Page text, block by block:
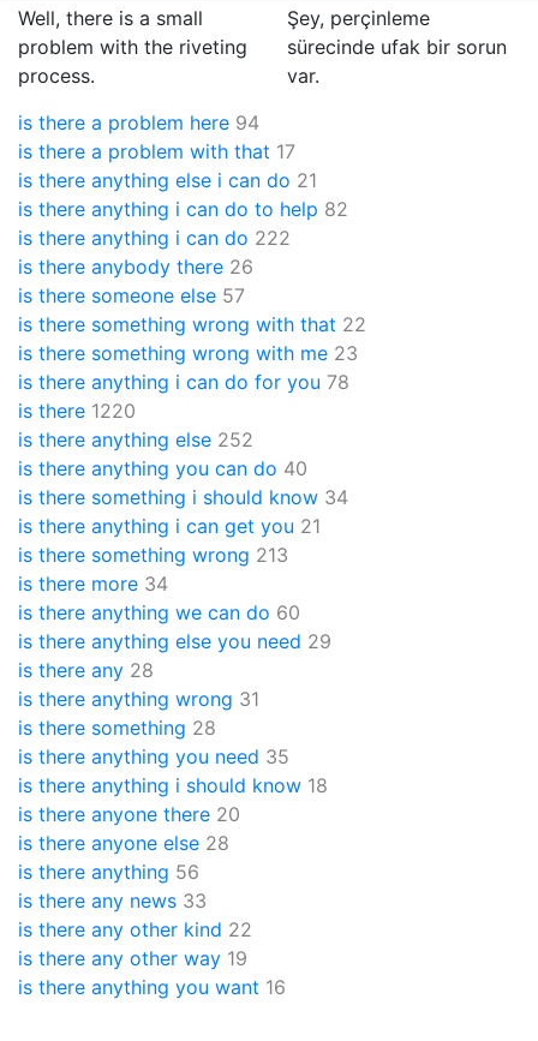
Well, there is a small
problem with the riveting
process.
Şey, perçinleme
sürecinde ufak bir sorun
var.
is there a problem here 94
is there a problem with that 17
is there anything else i can do 21
is there anything i can do to help 82
is there anything i can do 222
is there anybody there 26
is there someone else 57
is there something wrong with that 22
is there something wrong with me 23
is there anything i can do for you 78
is there 1220
is there anything else 252
is there anything you can do 40
is there something i should know 34
is there anything i can get you 21
is there something wrong 213
is there more 34
is there anything we can do 60
is there anything else you need 29
is there any 28
is there anything wrong 31
is there something 28
is there anything you need 35
is there anything i should know 18
is there anyone there 20
is there anyone else 28
is there anything 56
is there any news 33
is there any other kind 22
is there any other way 19
is there anything you want 16